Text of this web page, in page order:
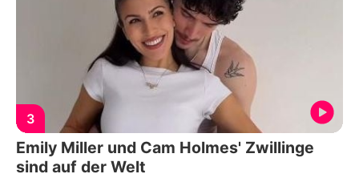
3
Emily Miller und Cam Holmes' Zwillinge
sind auf der Welt